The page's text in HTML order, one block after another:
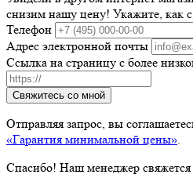
снизим нашу цену! Укажите, как с
Телефон
Адрес электронной почты
Ссылка на страницу с более
Свяжитесь со мной
Отправляя запрос, вы
«Гарантия минимальной цены».
Спасибо! Наш менеджер